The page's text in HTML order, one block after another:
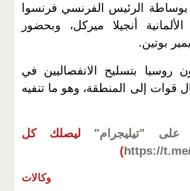
بوساطة الرئيس الفرنسي فرنسوا
أنجيلا ميركل، وبحضور
بوتين.
روسيا بتسليح الانفصاليين في
قوات إلى المنطقة، وهو ما تنفيه
على "تيليجرام"
ليصلك كل
https://
)
وكالات